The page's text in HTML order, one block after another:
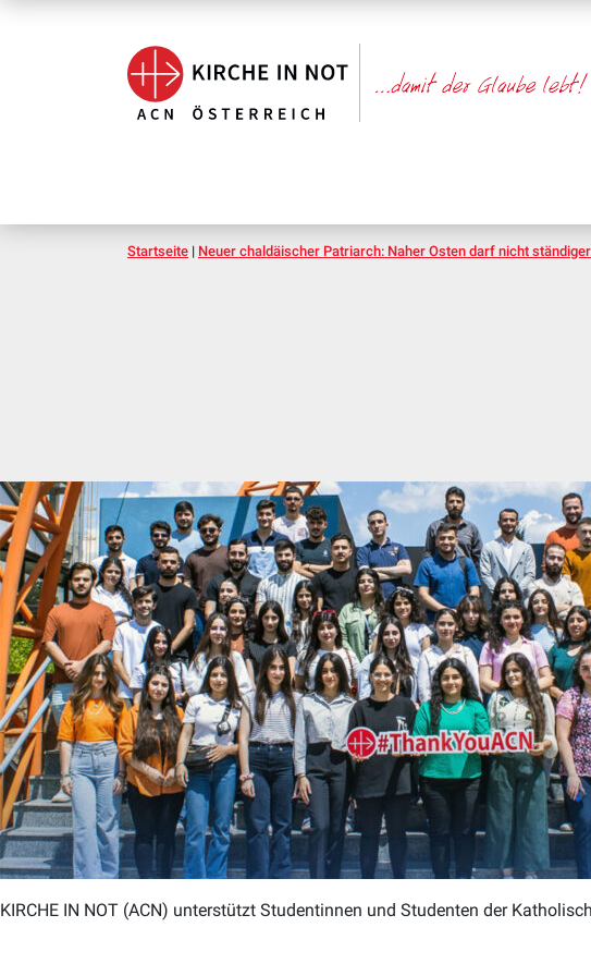
Startseite | Neuer chaldäischer Patriarch: Naher Osten darf nicht
KIRCHE IN NOT (ACN) unterstützt Studentinnen und Studenten der